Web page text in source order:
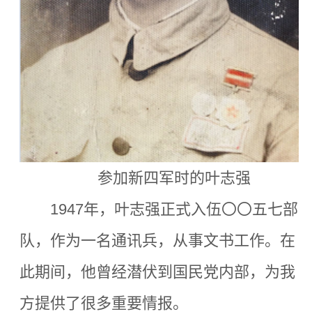
参加新四军时的叶志强
1947年，叶志强正式入伍〇〇五七部
队，作为一名通讯兵，从事文书工作。在
此期间，他曾经潜伏到国民党内部，为我
方提供了很多重要情报。